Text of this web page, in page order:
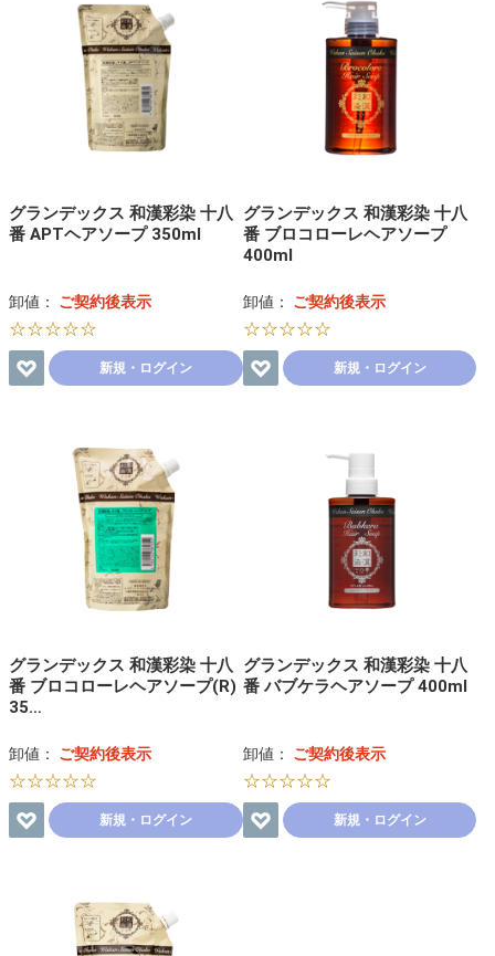
グランデックス 和漢彩染 十八
番 APTヘアソープ 350ml
卸値： ご契約後表示
☆☆☆☆☆
新規・ログイン
グランデックス 和漢彩染 十八
番 ブロコローレヘアソープ
400ml
卸値： ご契約後表示
☆☆☆☆☆
新規・ログイン
グランデックス 和漢彩染 十八
番 ブロコローレヘアソープ(R)
35…
卸値： ご契約後表示
☆☆☆☆☆
新規・ログイン
グランデックス 和漢彩染 十八
番 バブケラヘアソープ 400ml
卸値： ご契約後表示
☆☆☆☆☆
新規・ログイン